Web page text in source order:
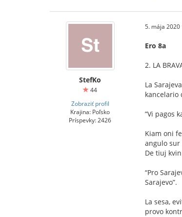
StefKo
44
Zobraziť profil
Krajina: Poľsko
Príspevky: 2426
5. mája 2020
Ero 8a
2. LA
La
kancelario
”Vi pagos
Kiam oni
angulo sur
De tiuj
“Pro
Sarajevo”.
La sesa,
provo